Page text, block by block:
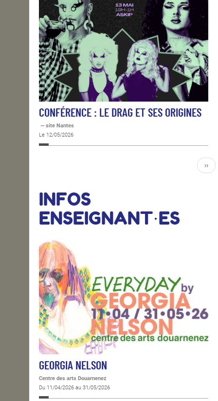
CONFÉRENCE : LE DRAG ET SES ORIGINES
— site Nantes
Le 12/05/2026
››
INFOS
ENSEIGNANT·ES
GEORGIA NELSON
Centre des arts Douarnenez
Du 11/04/2026 au 31/05/2026